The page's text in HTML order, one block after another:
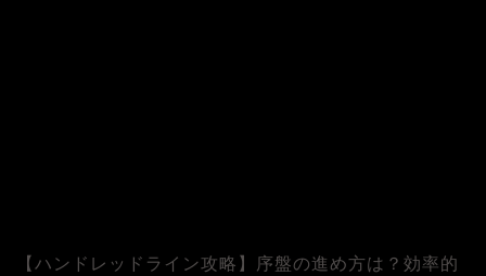
【ハンドレッドライン攻略】序盤の進め方は？効率的